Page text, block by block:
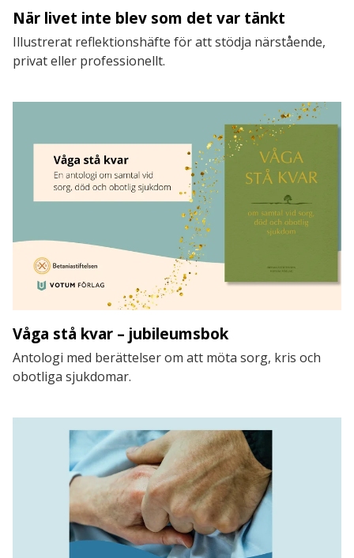
När livet inte blev som det var tänkt
Illustrerat reflektionshäfte för att stödja närstående,
privat eller professionellt.
Våga stå kvar – jubileumsbok
Antologi med berättelser om att möta sorg, kris och
obotliga sjukdomar.